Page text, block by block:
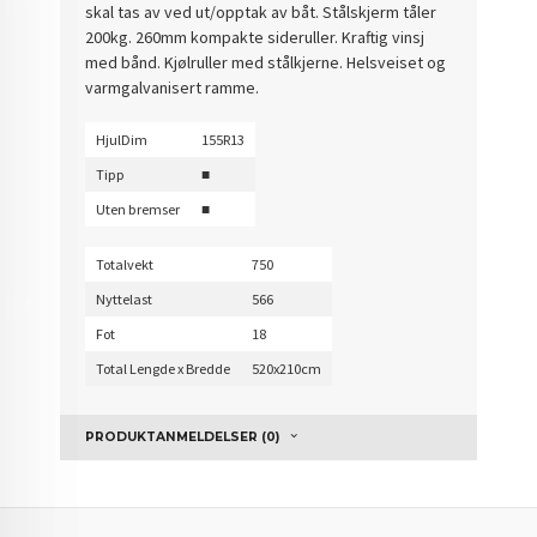
skal tas av ved ut/opptak av båt. Stålskjerm tåler
200kg. 260mm kompakte sideruller. Kraftig vinsj
med bånd. Kjølruller med stålkjerne. Helsveiset og
varmgalvanisert ramme.
HjulDim
155R13
Tipp
■
Uten bremser
■
Totalvekt
750
Nyttelast
566
Fot
18
Total Lengde x Bredde
520x210cm
PRODUKTANMELDELSER (0)